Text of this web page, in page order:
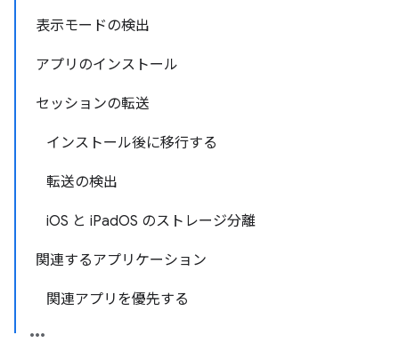
表示モードの検出
アプリのインストール
セッションの転送
インストール後に移行する
転送の検出
iOS と iPadOS のストレージ分離
関連するアプリケーション
関連アプリを優先する